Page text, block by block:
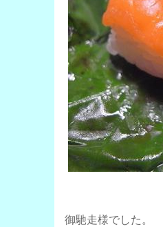
御馳走様でした。